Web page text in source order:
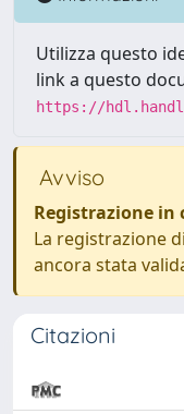
Utilizza questo
link a questo
https://
Avviso
Registrazione in
La registrazione
ancora stata
Citazioni